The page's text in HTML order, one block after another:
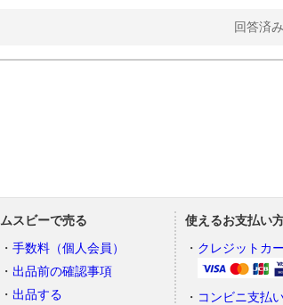
回答済
ムスビーで売る
手数料（個人会員）
出品前の確認事項
出品する
使えるお支払い
クレジットカ
コンビニ支払